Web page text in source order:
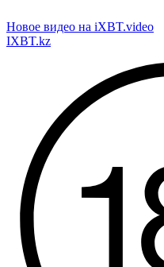
Новое видео на iXBT.video
IXBT.kz